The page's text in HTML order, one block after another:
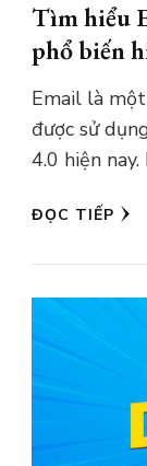
Tìm hiểu
phổ biến
Email là
được sử
4.0 hiện nay.
ĐỌC TIẾP